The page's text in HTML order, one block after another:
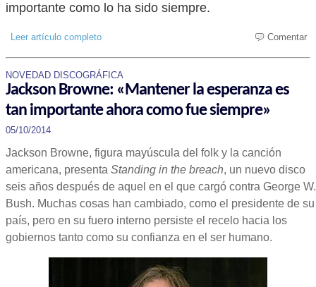
importante como lo ha sido siempre.
Leer artículo completo Comentar
NOVEDAD DISCOGRÁFICA
Jackson Browne: «Mantener la esperanza es
tan importante ahora como fue siempre»
05/10/2014
Jackson Browne, figura mayúscula del folk y la canción
americana, presenta Standing in the breach, un nuevo disco
seis años después de aquel en el que cargó contra George W.
Bush. Muchas cosas han cambiado, como el presidente de su
país, pero en su fuero interno persiste el recelo hacia los
gobiernos tanto como su confianza en el ser humano.